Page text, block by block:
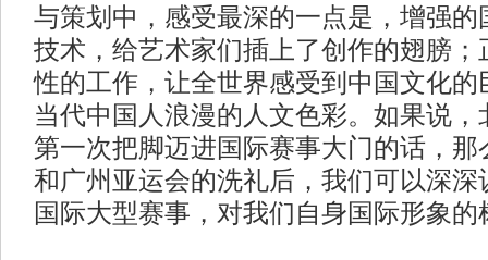
与策划中，感受最深的一点是，增强的
技术，给艺术家们插上了创作的翅膀；
性的工作，让全世界感受到中国文化的
当代中国人浪漫的人文色彩。如果说
第一次把脚迈进国际赛事大门的话，那
和广州亚运会的洗礼后，我们可以深深
国际大型赛事，对我们自身国际形象的